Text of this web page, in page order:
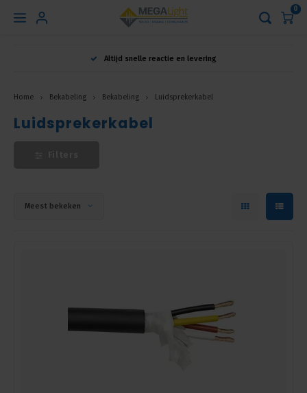
Hoofdmenu
Nederlands
Français
0
Altijd snelle reactie en levering
Home Bekabeling Bekabeling Luidsprekerkabel
Luidsprekerkabel
Meest bekeken